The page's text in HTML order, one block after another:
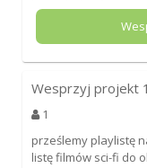
Wesprzyj projekt
1
prześlemy playlistę
listę filmów sci-fi do